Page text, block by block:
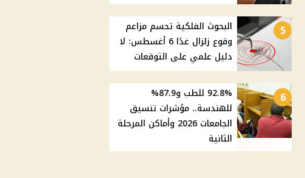
5
البحوث الفلكية تحسم مزاعم
وقوع زلزال غدًا 6 أغسطس: لا
دليل علمي على التوقعات
6
92.8% للطب و87.9%
للهندسة.. مؤشرات تنسيق
الجامعات 2026 وأماكن المرحلة
الثانية